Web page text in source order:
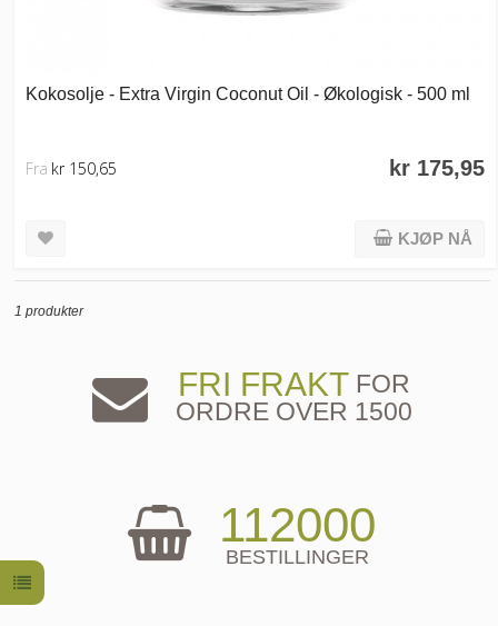
Kokosolje - Extra Virgin Coconut Oil - Økologisk - 500 ml
kr 175,95
Fra kr 150,65
KJØP NÅ
1 produkter
FRI FRAKTFOR
ORDRE OVER 1500
112000
BESTILLINGER